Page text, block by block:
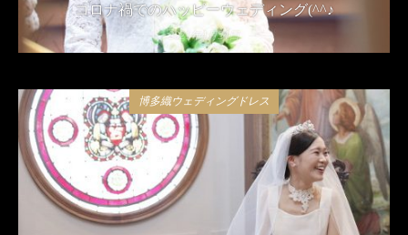
コロナ禍でのハッピーウェディング(^^♪
2021年4月24日
博多織ウェディングドレス